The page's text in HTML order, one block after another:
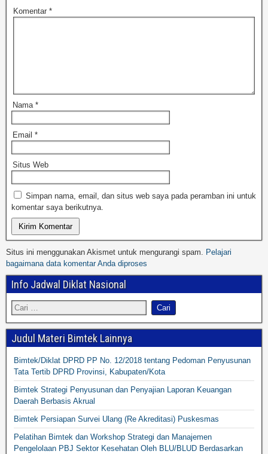
Komentar *
Nama *
Email *
Situs Web
Simpan nama, email, dan situs web saya pada peramban ini untuk
komentar saya berikutnya.
Situs ini menggunakan Akismet untuk mengurangi spam. Pelajari
bagaimana data komentar Anda diproses
Info Jadwal Diklat Nasional
Judul Materi Bimtek Lainnya
Bimtek/Diklat DPRD PP No. 12/2018 tentang Pedoman Penyusunan
Tata Tertib DPRD Provinsi, Kabupaten/Kota
Bimtek Strategi Penyusunan dan Penyajian Laporan Keuangan
Daerah Berbasis Akrual
Bimtek Persiapan Survei Ulang (Re Akreditasi) Puskesmas
Pelatihan Bimtek dan Workshop Strategi dan Manajemen
Pengelolaan PBJ Sektor Kesehatan Oleh BLU/BLUD Berdasarkan